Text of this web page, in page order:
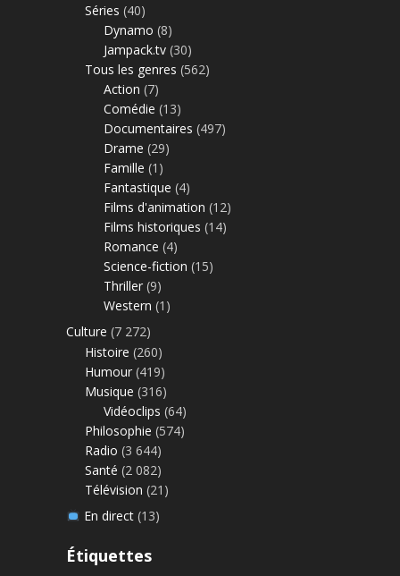
Séries (40)
Dynamo (8)
Jampack.tv (30)
Tous les genres (562)
Action (7)
Comédie (13)
Documentaires (497)
Drame (29)
Famille (1)
Fantastique (4)
Films d'animation (12)
Films historiques (14)
Romance (4)
Science-fiction (15)
Thriller (9)
Western (1)
Culture (7 272)
Histoire (260)
Humour (419)
Musique (316)
Vidéoclips (64)
Philosophie (574)
Radio (3 644)
Santé (2 082)
Télévision (21)
En direct(13)
Étiquettes